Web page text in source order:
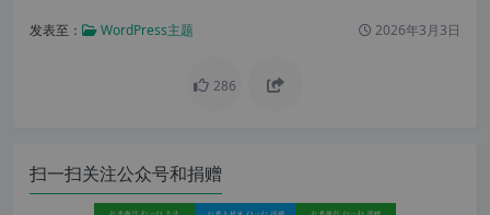
发表至： WordPress主题 2026年3月3日
286
扫一扫关注公众号和捐赠